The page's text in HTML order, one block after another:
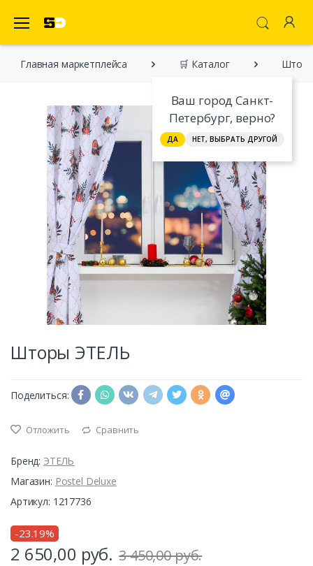
Ваш город Санкт-
Петербург, верно?
ДА НЕТ, ВЫБРАТЬ ДРУГОЙ
Главная марĸетплейса 🛒 Каталог
Шторы ЭТЕЛЬ
Поделиться:
Отложить Сравнить
Бренд: ЭТЕЛЬ
Магазин: Postel Deluxe
Артикул: 1217736
-23.19%
2 650,00 руб. 3 450,00 руб.